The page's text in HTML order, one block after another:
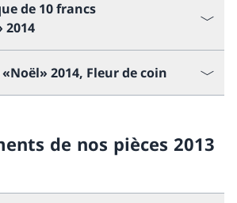
de 10 francs
2014
2014, Fleur de coin
de nos pièces 2013